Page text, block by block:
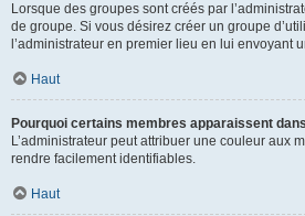
Lorsque des groupes sont créés par
de groupe. Si vous désirez créer un groupe
l’administrateur en premier lieu en lui envoyant
Haut
Pourquoi certains membres apparaissent
L’administrateur peut attribuer une couleur aux
rendre facilement identifiables.
Haut